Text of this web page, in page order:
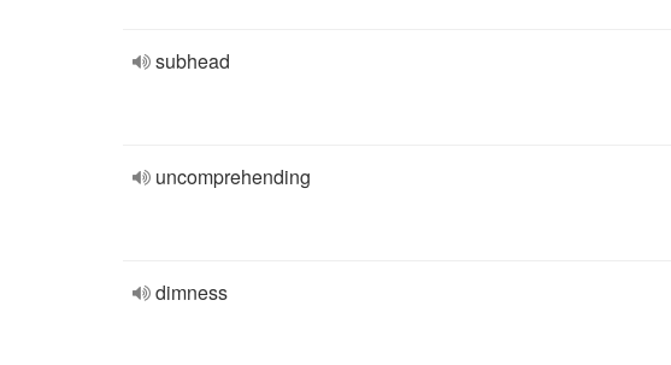
subhead
uncomprehending
dimness